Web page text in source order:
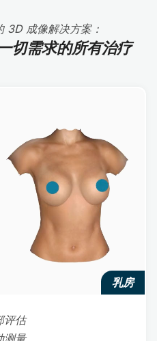
3D 成像解决方案：
切需求的所有治疗
乳房
评估
测量